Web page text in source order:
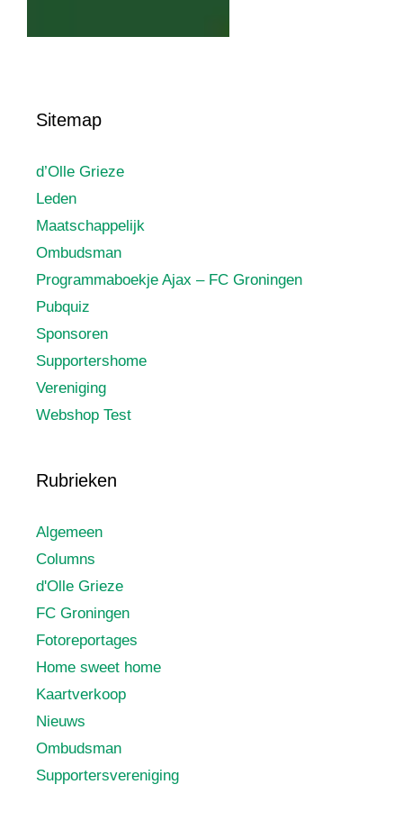
Sitemap
d’Olle Grieze
Leden
Maatschappelijk
Ombudsman
Programmaboekje Ajax – FC Groningen
Pubquiz
Sponsoren
Supportershome
Vereniging
Webshop Test
Rubrieken
Algemeen
Columns
d'Olle Grieze
FC Groningen
Fotoreportages
Home sweet home
Kaartverkoop
Nieuws
Ombudsman
Supportersvereniging